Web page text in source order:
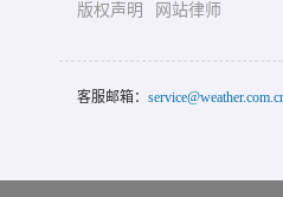
版权声明
网站律师
客服邮箱：